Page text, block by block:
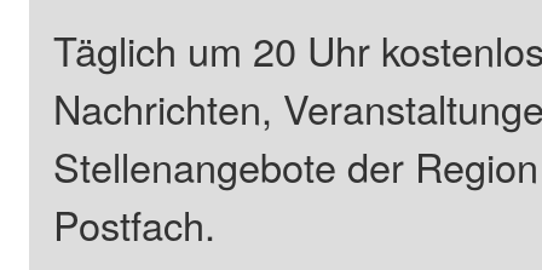
Täglich um 20 Uhr
Nachrichten,
Stellenangebote der
Postfach.